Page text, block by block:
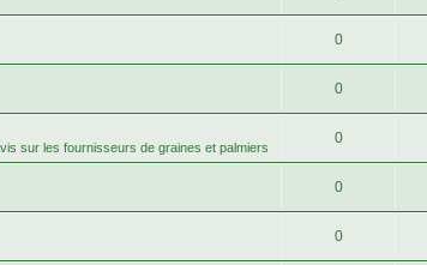
0
0
sur les fournisseurs de graines et palmiers
0
0
0